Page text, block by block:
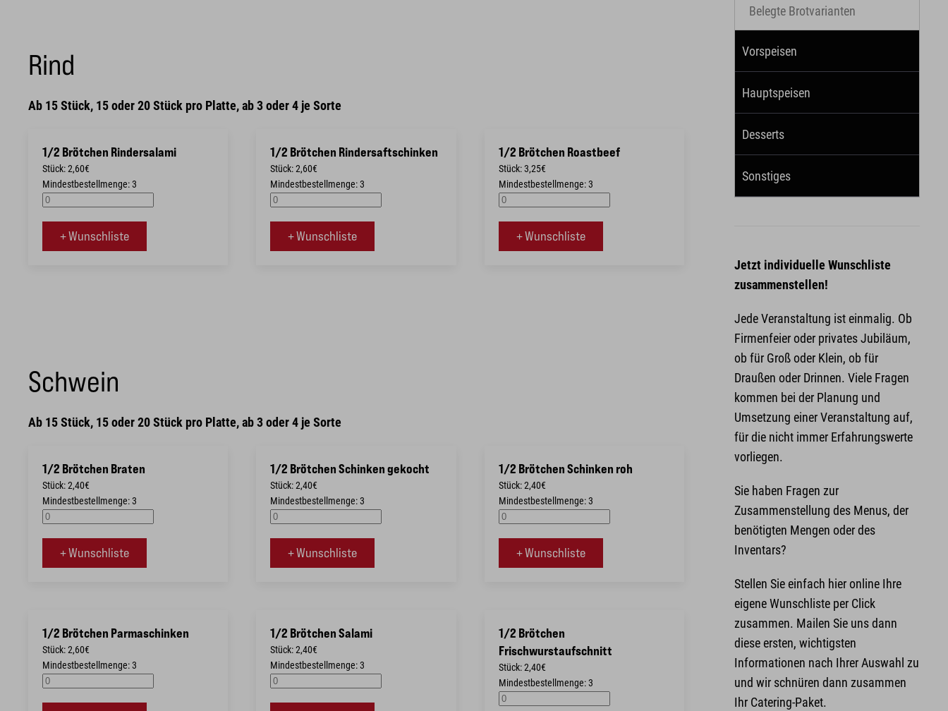
Rind
Ab 15 Stück, 15 oder 20 Stück pro Platte, ab 3 oder 4 je Sorte
1/2 Brötchen Rindersalami
Stück: 2,60€
Mindestbestellmenge: 3
+ Wunschliste
1/2 Brötchen Rindersaftschinken
Stück: 2,60€
Mindestbestellmenge: 3
+ Wunschliste
1/2 Brötchen Roastbeef
Stück: 3,25€
Mindestbestellmenge: 3
+ Wunschliste
Schwein
Ab 15 Stück, 15 oder 20 Stück pro Platte, ab 3 oder 4 je Sorte
1/2 Brötchen Braten
Stück: 2,40€
Mindestbestellmenge: 3
+ Wunschliste
1/2 Brötchen Schinken gekocht
Stück: 2,40€
Mindestbestellmenge: 3
+ Wunschliste
1/2 Brötchen Schinken roh
Stück: 2,40€
Mindestbestellmenge: 3
+ Wunschliste
1/2 Brötchen Parmaschinken
Stück: 2,60€
Mindestbestellmenge: 3
1/2 Brötchen Salami
Stück: 2,40€
Mindestbestellmenge: 3
1/2 Brötchen
Frischwurstaufschnitt
Stück: 2,40€
Mindestbestellmenge: 3
Belegte Brotvarianten
Vorspeisen
Hauptspeisen
Desserts
Sonstiges
Jetzt individuelle Wunschliste
zusammenstellen!
Jede Veranstaltung ist einmalig. Ob
Firmenfeier oder privates Jubiläum,
ob für Groß oder Klein, ob für
Draußen oder Drinnen. Viele Fragen
kommen bei der Planung und
Umsetzung einer Veranstaltung auf,
für die nicht immer Erfahrungswerte
vorliegen.
Sie haben Fragen zur
Zusammenstellung des Menus, der
benötigten Mengen oder des
Inventars?
Stellen Sie einfach hier online Ihre
eigene Wunschliste per Click
zusammen. Mailen Sie uns dann
diese ersten, wichtigsten
Informationen nach Ihrer Auswahl zu
und wir schnüren dann zusammen
Ihr Catering-Paket.